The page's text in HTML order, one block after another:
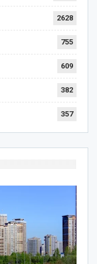
2628
755
609
382
357